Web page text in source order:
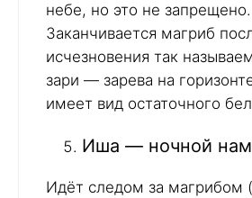
небе, но это не запрещено.
Заканчивается магриб
исчезновения так
зари — зарева на
имеет вид остаточного
Иша — ночной
Идёт следом за магрибом